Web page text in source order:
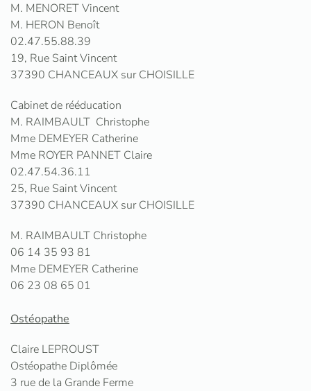
M. MENORET Vincent
M. HERON Benoît
02.47.55.88.39
19, Rue Saint Vincent
37390 CHANCEAUX sur CHOISILLE
Cabinet de rééducation
M. RAIMBAULT Christophe
Mme DEMEYER Catherine
Mme ROYER PANNET Claire
02.47.54.36.11
25, Rue Saint Vincent
37390 CHANCEAUX sur CHOISILLE
M. RAIMBAULT Christophe
06 14 35 93 81
Mme DEMEYER Catherine
06 23 08 65 01
Ostéopathe
Claire LEPROUST
Ostéopathe Diplômée
3 rue de la Grande Ferme